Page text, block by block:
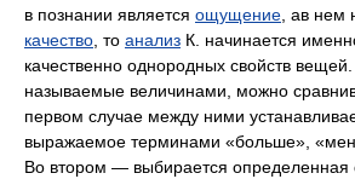
в познании является ощущение , ав нем
качество , то анализ К. начинается
качественно однородных свойств вещей.
называемые величинами, можно
первом случае между ними
выражаемое терминами «больше»,
Во втором — выбирается